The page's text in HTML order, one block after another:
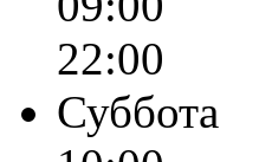
22:00
Суббота